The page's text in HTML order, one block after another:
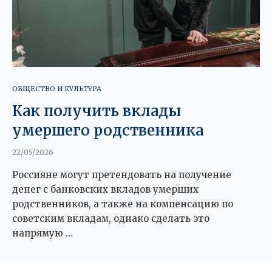
ОБЩЕСТВО И КУЛЬТУРА
Как получить вклады
умершего родственника
22/05/2026
Россияне могут претендовать на получение
денег с банковских вкладов умерших
родственников, а также на компенсацию по
советским вкладам, однако сделать это
напрямую …